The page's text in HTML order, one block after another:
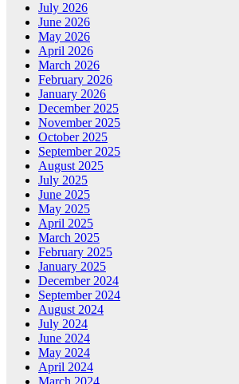
July 2026
June 2026
May 2026
April 2026
March 2026
February 2026
January 2026
December 2025
November 2025
October 2025
September 2025
August 2025
July 2025
June 2025
May 2025
April 2025
March 2025
February 2025
January 2025
December 2024
September 2024
August 2024
July 2024
June 2024
May 2024
April 2024
March 2024